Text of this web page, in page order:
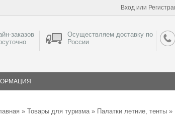
Вход или
заказов
Осуществляем доставку по
России
» Товары для туризма» Палатки летние, тенты »